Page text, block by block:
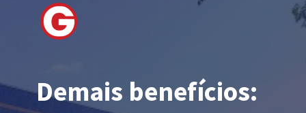
Demais benefícios: